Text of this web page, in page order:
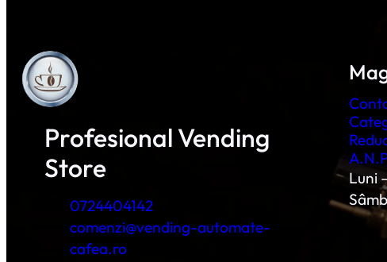
Profesional Vending
Store
0724404142
comenzi@vending-automate-
cafea.ro
Luni